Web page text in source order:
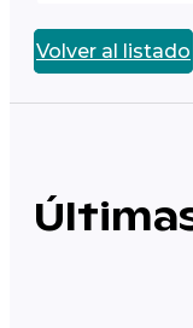
Volver al listado